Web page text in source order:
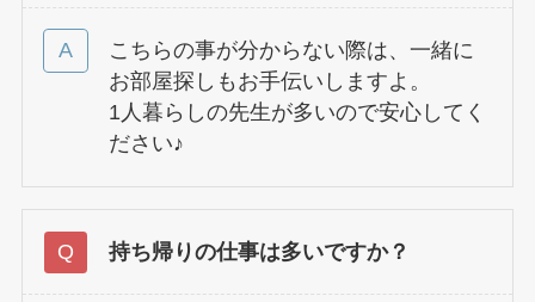
こちらの事が分からない際は、一緒に
お部屋探しもお手伝いしますよ。
1人暮らしの先生が多いので安心してく
ださい♪
持ち帰りの仕事は多いですか？